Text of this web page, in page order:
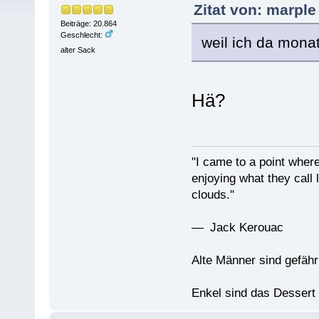
Beiträge: 20.864
Geschlecht:
alter Sack
Zitat von: marple
weil ich da
Hä?
"I came to a point
enjoying what they call
clouds."
— Jack Kerouac
Alte Männer sind
Enkel sind das